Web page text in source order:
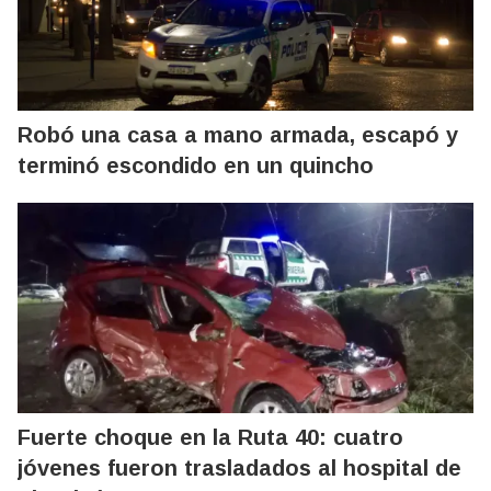
Robó una casa a mano armada, escapó y
terminó escondido en un quincho
Fuerte choque en la Ruta 40: cuatro
jóvenes fueron trasladados al hospital de